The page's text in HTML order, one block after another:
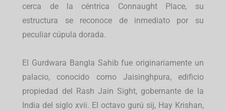
cerca de la céntrica Connaught Place, su
estructura se reconoce de inmediato por su
peculiar cúpula dorada.
El Gurdwara Bangla Sahib fue originariamente un
palacio, conocido como Jaisinghpura, edificio
propiedad del Rash Jain Sight, gobernante de la
India del siglo xvii. El octavo gurú sij, Hay Krishan,